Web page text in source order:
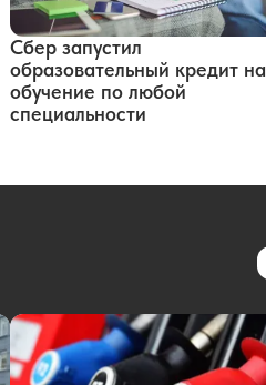
Сбер запустил
образовательный кредит на
обучение по любой
специальности